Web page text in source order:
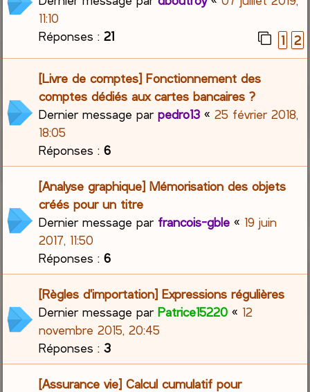
11:10
Réponses :21 1 2
[Livre de comptes] Fonctionnement des
comptes dédiés aux cartes bancaires ?
Dernier message parpedro13 «25 février 2018,
18:05
Réponses :6
[Analyse graphique] Mémorisation des objets
créés pour un titre
Dernier message par francois-gble « 19 juin
2017, 11:50
Réponses :6
[Règles d'importation] Expressions régulières
Dernier message parPatrice15220 « 12
novembre 2015, 20:45
Réponses :3
[Assurance vie] Calcul cumulatif pour